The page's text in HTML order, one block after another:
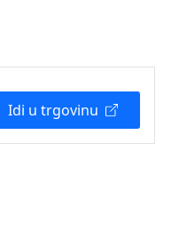
Idi u trgovinu